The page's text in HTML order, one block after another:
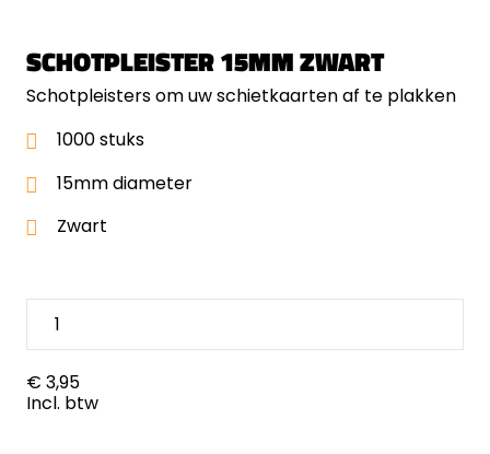
SCHOTPLEISTER 15MM ZWART
Schotpleisters om uw schietkaarten af te plakken
1000 stuks
15mm diameter
Zwart
€ 3,95
Incl. btw